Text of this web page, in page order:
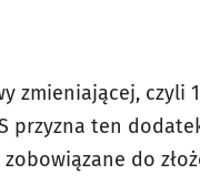
zmieniającej, czyli
przyzna ten
do